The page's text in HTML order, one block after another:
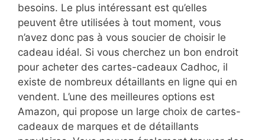
besoins. Le plus intéressant est qu’elles
peuvent être utilisées à tout moment, vous
n’avez donc pas à vous soucier de choisir le
cadeau idéal. Si vous cherchez un bon endroit
pour acheter des cartes-cadeaux Cadhoc, il
existe de nombreux détaillants en ligne qui en
vendent. L’une des meilleures options est
Amazon, qui propose un large choix de cartes-
cadeaux de marques et de détaillants